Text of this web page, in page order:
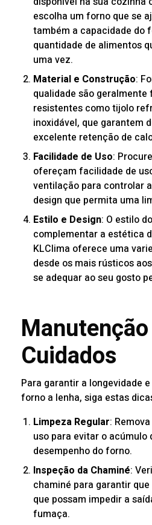
escolha um forno que se
também a capacidade do
quantidade de alimentos
uma vez.
Material e Construção:
qualidade são
resistentes como tijolo
inoxidável, que garantem
excelente retenção de
Facilidade de Uso:
ofereçam facilidade de
ventilação para controlar
design que permita uma
Estilo e Design: O estilo
complementar a estética
KLClima oferece uma
desde os mais rústicos
se adequar ao seu gosto
Cuidados
Para garantir a longevidade
forno a lenha, siga estas
Limpeza Regular:
uso para evitar o acúmulo
desempenho do forno.
Inspeção da Chaminé:
chaminé para garantir
que possam impedir a
fumaça.